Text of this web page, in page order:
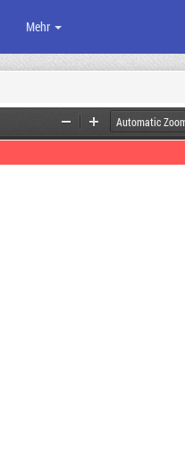
Mehr
Zoom
Out
Zoom
In